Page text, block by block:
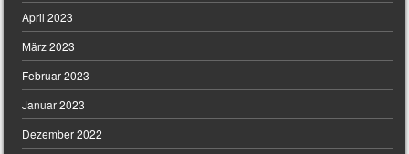
April 2023
März 2023
Februar 2023
Januar 2023
Dezember 2022